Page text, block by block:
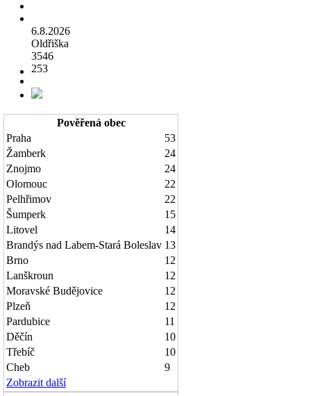
6.8.2026
Oldřiška
3546
253
Pověřená obec
Praha
53
Žamberk
24
Znojmo
24
Olomouc
22
Pelhřimov
22
Šumperk
15
Litovel
14
Brandýs nad Labem-Stará Boleslav 13
Brno
12
Lanškroun
12
Moravské Budějovice
12
Plzeň
12
Pardubice
11
Děčín
10
Třebíč
10
Cheb
9
Zobrazit další